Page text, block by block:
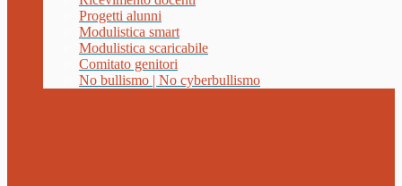
Progetti alunni
Modulistica smart
Modulistica scaricabile
Comitato genitori
No bullismo | No cyberbullismo